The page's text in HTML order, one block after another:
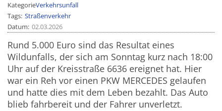
KategorieVerkehrsunfall
Tags Straßenverkehr
Datum 02.03.2026
Rund 5.000 Euro sind das Resultat eines
Wildunfalls, der sich am Sonntag kurz nach 18:00
Uhr auf der Kreisstraße 6636 ereignet hat. Hier
war ein Reh vor einen PKW MERCEDES gelaufen
und hatte dies mit dem Leben bezahlt. Das Auto
blieb fahrbereit und der Fahrer unverletzt.